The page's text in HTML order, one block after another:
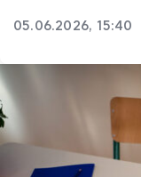
05.06.2026, 15:40